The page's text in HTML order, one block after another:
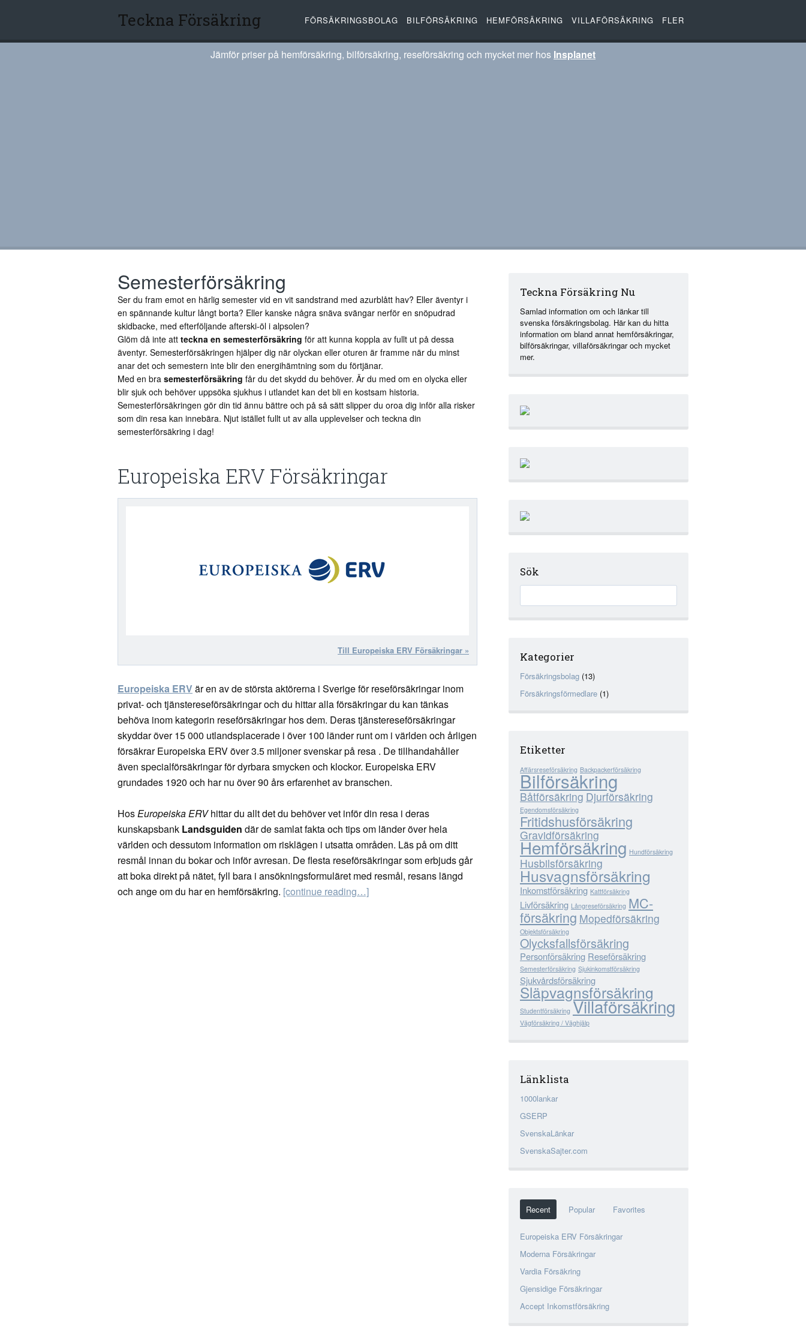
Teckna Försäkring FÖRSÄKRINGSBOLAG BILFÖRSÄKRING HEMFÖRSÄKRING VILLAFÖRSÄKRING FLER
Jämför priser på hemförsäkring, bilförsäkring, reseförsäkring och mycket mer hos Insplanet
Semesterförsäkring
Ser du fram emot en härlig semester vid en vit sandstrand med azurblått hav? Eller äventyr i
en spännande kultur långt borta? Eller kanske några snäva svängar nerför en snöpudrad
skidbacke, med efterföljande afterski-öl i alpsolen?
Glöm då inte att teckna en semesterförsäkring för att kunna koppla av fullt ut på dessa
äventyr. Semesterförsäkringen hjälper dig när olyckan eller oturen är framme när du minst
anar det och semestern inte blir den energihämtning som du förtjänar.
Med en bra semesterförsäkring får du det skydd du behöver. Är du med om en olycka eller
blir sjuk och behöver uppsöka sjukhus i utlandet kan det bli en kostsam historia.
Semesterförsäkringen gör din tid ännu bättre och på så sätt slipper du oroa dig inför alla risker
som din resa kan innebära. Njut istället fullt ut av alla upplevelser och teckna din
semesterförsäkring i dag!
Europeiska ERV Försäkringar
Till Europeiska ERV Försäkringar »
Europeiska ERV är en av de största aktörerna i Sverige för reseförsäkringar inom
privat- och tjänstereseförsäkringar och du hittar alla försäkringar du kan tänkas
behöva inom kategorin reseförsäkringar hos dem. Deras tjänstereseförsäkringar
skyddar över 15 000 utlandsplacerade i över 100 länder runt om i världen och årligen
försäkrar Europeiska ERV över 3.5 miljoner svenskar på resa . De tillhandahåller
även specialförsäkringar för dyrbara smycken och klockor. Europeiska ERV
grundades 1920 och har nu över 90 års erfarenhet av branschen.
HosEuropeiska ERVhittar du allt det du behöver vet inför din resa i deras
kunskapsbank Landsguiden där de samlat fakta och tips om länder över hela
världen och dessutom information om risklägen i utsatta områden. Läs på om ditt
resmål innan du bokar och inför avresan. De flesta reseförsäkringar som erbjuds går
att boka direkt på nätet, fyll bara i ansökningsformuläret med resmål, resans längd
och ange om du har en hemförsäkring. [continue reading…]
Teckna Försäkring Nu
Samlad information om och länkar till
svenska försäkringsbolag. Här kan du hitta
information om bland annat hemförsäkringar,
bilförsäkringar, villaförsäkringar och mycket
mer.
Sök
Kategorier
Försäkringsbolag (13)
Försäkringsförmedlare (1)
Etiketter
Affärsreseförsäkring Backpackerförsäkring
Bilförsäkring
Båtförsäkring Djurförsäkring
Egendomsförsäkring
Fritidshusförsäkring
Gravidförsäkring
Hemförsäkring Hundförsäkring
Husbilsförsäkring
Husvagnsförsäkring
Inkomstförsäkring Kattförsäkring
Livförsäkring Långreseförsäkring MC-
försäkring Mopedförsäkring
Objektsförsäkring
Olycksfallsförsäkring
Personförsäkring Reseförsäkring
Semesterförsäkring Sjukinkomstförsäkring
Sjukvårdsförsäkring
Släpvagnsförsäkring
Studentförsäkring Villaförsäkring
Vägförsäkring / Väghjälp
Länklista
1000lankar
GSERP
SvenskaLänkar
SvenskaSajter.com
Recent Popular Favorites
Europeiska ERV Försäkringar
Moderna Försäkringar
Vardia Försäkring
Gjensidige Försäkringar
Accept Inkomstförsäkring